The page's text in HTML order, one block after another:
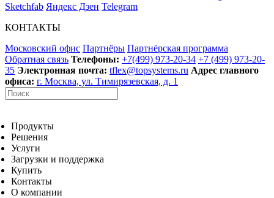
Sketchfab Яндекс Дзен Telegram
КОНТАКТЫ
Московский офис Партнёры Партнёрская программа
Обратная связь Телефоны: +7(499) 973-20-34 +7 (499) 973-20-
35 Электронная почта: tflex@topsystems.ru Адрес главного
офиса: г. Москва, ул. Тимирязевская, д. 1
Продукты
Решения
Услуги
Загрузки и поддержка
Купить
Контакты
О компании